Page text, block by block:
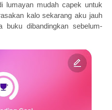
lumayan mudah capek untuk
kalo sekarang aku jauh
buku dibandingkan sebelum-